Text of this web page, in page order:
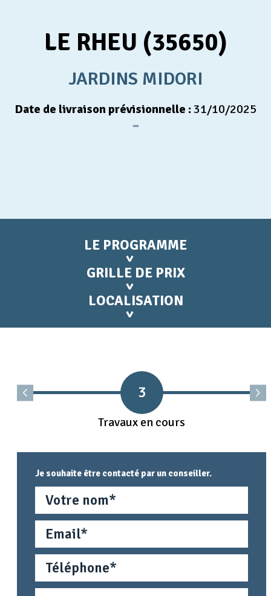
Nous rejoindre
LE RHEU (35650)
JARDINS MIDORI
Date de livraison prévisionnelle :31/10/2025
LE PROGRAMME
GRILLE DE PRIX
LOCALISATION
3
Travaux en cours
Je souhaite être contacté par un conseiller.
Téléphone
Métier